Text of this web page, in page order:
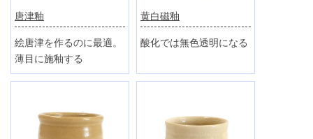
唐津釉
絵唐津を作るのに最適。
薄目に施釉する
黄白磁釉
酸化では無色透明になる